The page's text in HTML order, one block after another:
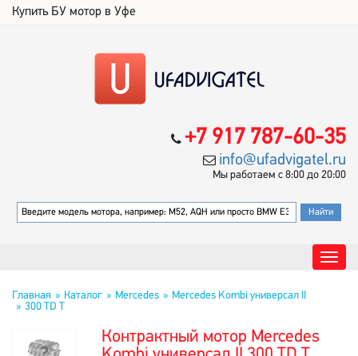
Купить БУ мотор в Уфе
+7 917 787-60-35
info@ufadvigatel.ru
Мы работаем с 8:00 до 20:00
Главная Каталог Mercedes
Mercedes Kombi универсал II
300 TD T
Контрактный мотор Mercedes